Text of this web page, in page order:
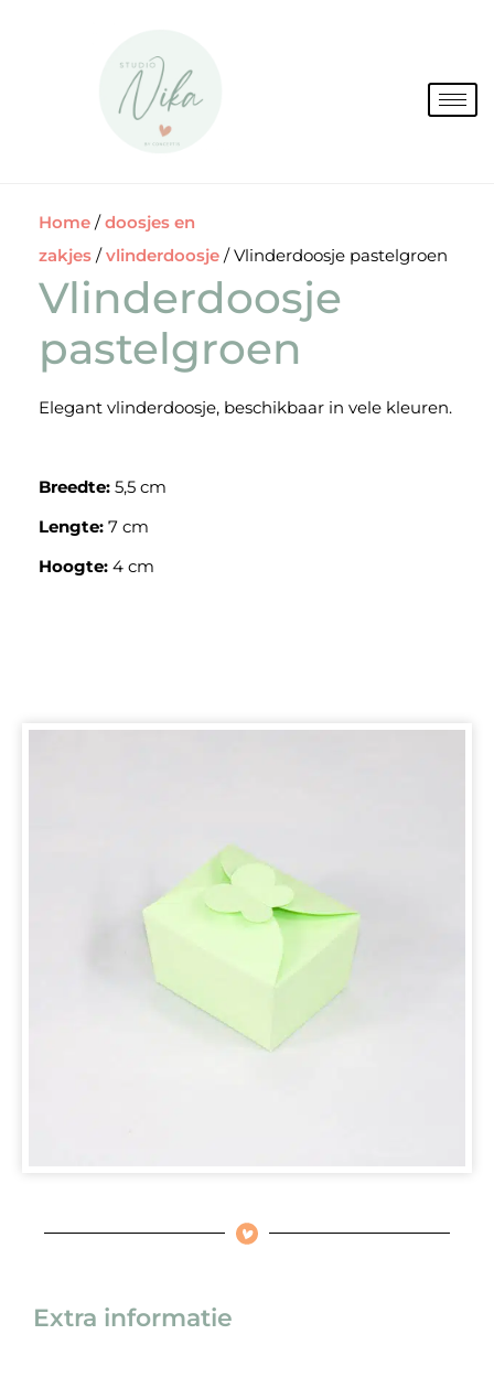
Home /doosjes en
zakjes /vlinderdoosje / Vlinderdoosje pastelgroen
Vlinderdoosje
pastelgroen
Elegant vlinderdoosje, beschikbaar in vele kleuren.
Breedte: 5,5 cm
Lengte: 7 cm
Hoogte: 4 cm
Extra informatie